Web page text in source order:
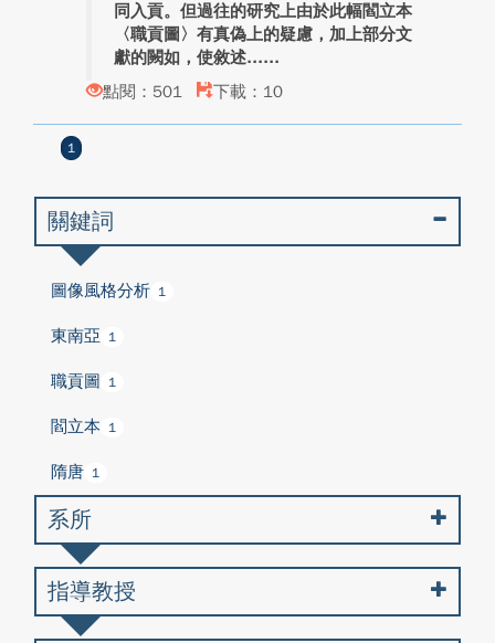
同入貢。但過往的研究上由於此幅閻立本
〈職貢圖〉有真偽上的疑慮，加上部分文
獻的闕如，使敘述...
點閱：501
下載：10
1
關鍵詞
圖像風格分析 1
東南亞 1
職貢圖 1
閻立本 1
隋唐 1
系所
指導教授